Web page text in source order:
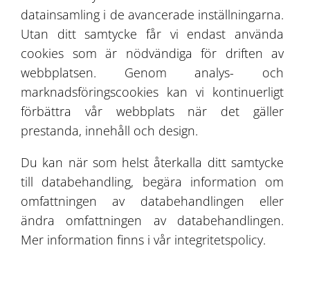
Solec Tälthall för longering
datainsamling i de avancerade inställningarna.
Utan ditt samtycke får vi endast använda
cookies som är nödvändiga för driften av
webbplatsen. Genom analys- och
marknadsföringscookies kan vi kontinuerligt
förbättra vår webbplats när det gäller
prestanda, innehåll och design.
Du kan när som helst återkalla ditt samtycke
till databehandling, begära information om
omfattningen av databehandlingen eller
ändra omfattningen av databehandlingen.
Mer information finns i vår integritetspolicy.